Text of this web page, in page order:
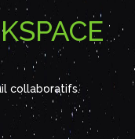
collaboratifs.